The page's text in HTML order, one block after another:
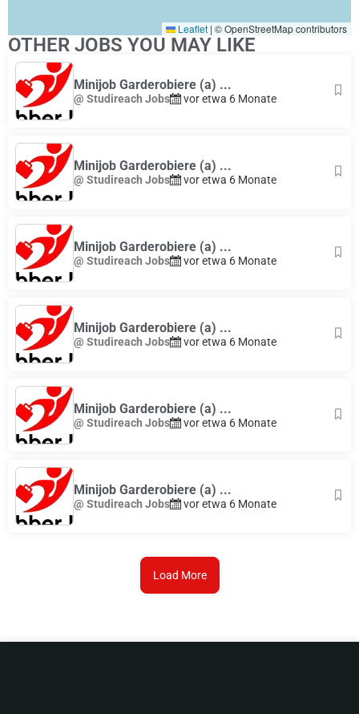
Leaflet | © OpenStreetMap contributors
OTHER JOBS YOU MAY LIKE
Minijob Garderobiere (a) ...
@ Studireach Jobs vor etwa 6 Monate
Minijob Garderobiere (a) ...
@ Studireach Jobs vor etwa 6 Monate
Minijob Garderobiere (a) ...
@ Studireach Jobs vor etwa 6 Monate
Minijob Garderobiere (a) ...
@ Studireach Jobs vor etwa 6 Monate
Minijob Garderobiere (a) ...
@ Studireach Jobs vor etwa 6 Monate
Minijob Garderobiere (a) ...
@ Studireach Jobs vor etwa 6 Monate
Load More